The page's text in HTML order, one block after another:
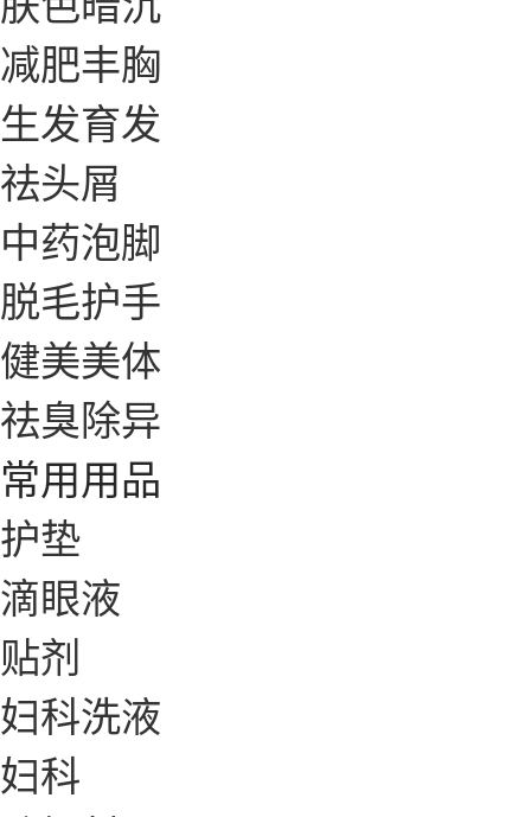
减肥丰胸
生发育发
祛头屑
中药泡脚
脱毛护手
健美美体
祛臭除异
常用用品
护垫
滴眼液
贴剂
妇科洗液
妇科